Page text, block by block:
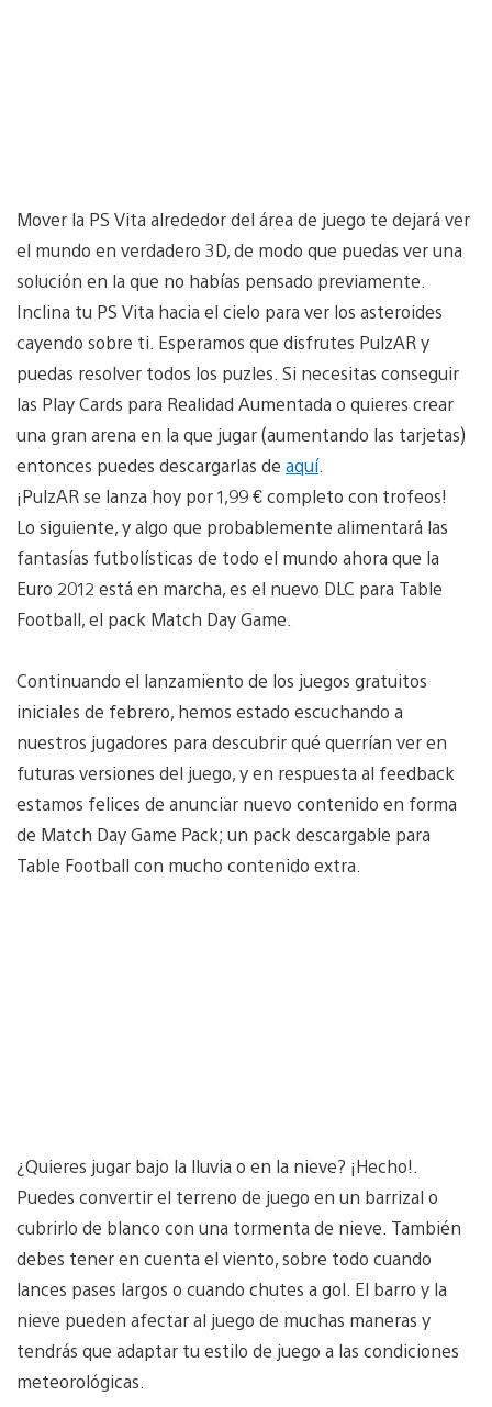
Mover la PS Vita alrededor del área de juego te dejará ver
el mundo en verdadero 3D, de modo que puedas ver una
solución en la que no habías pensado previamente.
Inclina tu PS Vita hacia el cielo para ver los asteroides
cayendo sobre ti. Esperamos que disfrutes PulzAR y
puedas resolver todos los puzles. Si necesitas conseguir
las Play Cards para Realidad Aumentada o quieres crear
una gran arena en la que jugar (aumentando las tarjetas)
entonces puedes descargarlas de aquí.
¡PulzAR se lanza hoy por 1,99 € completo con trofeos!
Lo siguiente, y algo que probablemente alimentará las
fantasías futbolísticas de todo el mundo ahora que la
Euro 2012 está en marcha, es el nuevo DLC para Table
Football, el pack Match Day Game.
Continuando el lanzamiento de los juegos gratuitos
iniciales de febrero, hemos estado escuchando a
nuestros jugadores para descubrir qué querrían ver en
futuras versiones del juego, y en respuesta al feedback
estamos felices de anunciar nuevo contenido en forma
de Match Day Game Pack; un pack descargable para
Table Football con mucho contenido extra.
¿Quieres jugar bajo la lluvia o en la nieve? ¡Hecho!.
Puedes convertir el terreno de juego en un barrizal o
cubrirlo de blanco con una tormenta de nieve. También
debes tener en cuenta el viento, sobre todo cuando
lances pases largos o cuando chutes a gol. El barro y la
nieve pueden afectar al juego de muchas maneras y
tendrás que adaptar tu estilo de juego a las condiciones
meteorológicas.